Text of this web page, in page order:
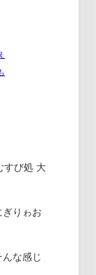
すび処 大
りゎお
な感じ